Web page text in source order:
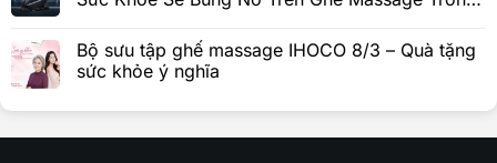
Bộ sưu tập ghế massage IHOCO 8/3 – Quà tặng
sức khỏe ý nghĩa